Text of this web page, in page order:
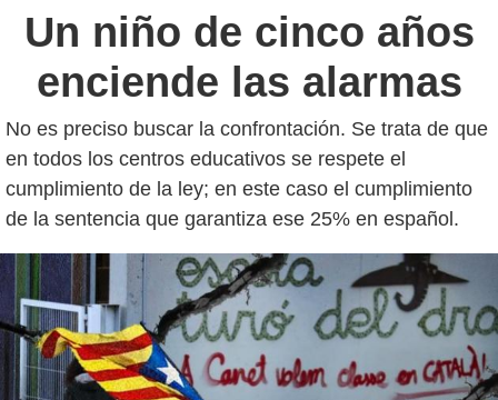
Un niño de cinco años
enciende las alarmas
No es preciso buscar la confrontación. Se trata de que
en todos los centros educativos se respete el
cumplimiento de la ley; en este caso el cumplimiento